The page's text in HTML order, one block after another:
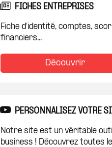
FICHES ENTREPRISES
Fiche d'identité, comptes,
financiers...
Découvrir
PERSONNALISEZ VOTRE
Notre site est un véritable outil
business ! Découvrez toutes